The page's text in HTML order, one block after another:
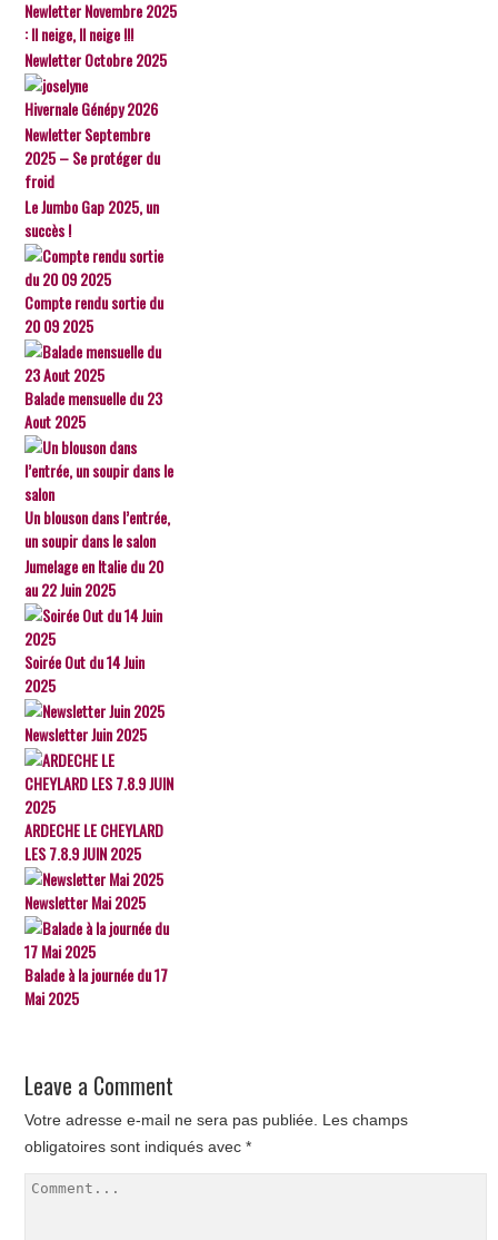
Newletter Novembre 2025
: Il neige, Il neige !!!
Newletter Octobre 2025
Hivernale Génépy 2026
Newletter Septembre
2025 – Se protéger du
froid
Le Jumbo Gap 2025, un
succès !
Compte rendu sortie du
20 09 2025
Balade mensuelle du 23
Aout 2025
Un blouson dans l’entrée,
un soupir dans le salon
Jumelage en Italie du 20
au 22 Juin 2025
Soirée Out du 14 Juin
2025
Newsletter Juin 2025
ARDECHE LE CHEYLARD
LES 7.8.9 JUIN 2025
Newsletter Mai 2025
Balade à la journée du 17
Mai 2025
Leave a Comment
Votre adresse e-mail ne sera pas publiée. Les champs
obligatoires sont indiqués avec*